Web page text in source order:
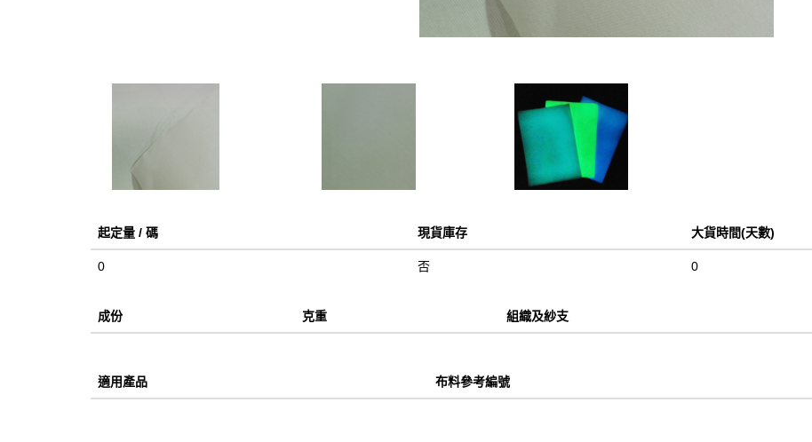
起定量 / 碼 現貨庫存 大貨時間(天數)
0 否 0
成份 克重 組織及紗支
適用產品 布料參考編號